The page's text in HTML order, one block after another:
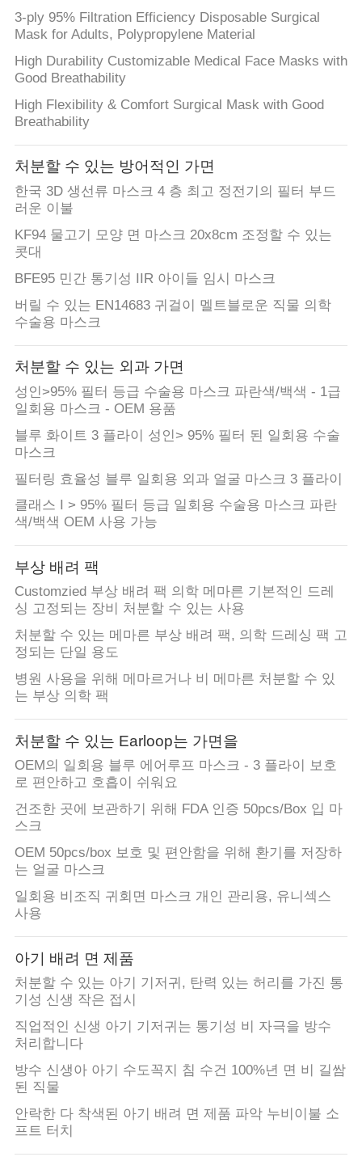
3-ply 95% Filtration Efficiency Disposable Surgical
Mask for Adults, Polypropylene Material
High Durability Customizable Medical Face Masks with
Good Breathability
High Flexibility & Comfort Surgical Mask with Good
Breathability
처분할 수 있는 방어적인 가면
한국 3D 생선류 마스크 4 층 최고 정전기의 필터 부드
러운 이불
KF94 물고기 모양 면 마스크 20x8cm 조정할 수 있는
콧대
BFE95 민간 통기성 IIR 아이들 임시 마스크
버릴 수 있는 EN14683 귀걸이 멜트블로운 직물 의학
수술용 마스크
처분할 수 있는 외과 가면
성인>95% 필터 등급 수술용 마스크 파란색/백색 - 1급
일회용 마스크 - OEM 용품
블루 화이트 3 플라이 성인> 95% 필터 된 일회용 수술
마스크
필터링 효율성 블루 일회용 외과 얼굴 마스크 3 플라이
클래스 I > 95% 필터 등급 일회용 수술용 마스크 파란
색/백색 OEM 사용 가능
부상 배려 팩
Customzied 부상 배려 팩 의학 메마른 기본적인 드레
싱 고정되는 장비 처분할 수 있는 사용
처분할 수 있는 메마른 부상 배려 팩, 의학 드레싱 팩 고
정되는 단일 용도
병원 사용을 위해 메마르거나 비 메마른 처분할 수 있
는 부상 의학 팩
처분할 수 있는 Earloop는 가면을
OEM의 일회용 블루 에어루프 마스크 - 3 플라이 보호
로 편안하고 호흡이 쉬워요
건조한 곳에 보관하기 위해 FDA 인증 50pcs/Box 입 마
스크
OEM 50pcs/box 보호 및 편안함을 위해 환기를 저장하
는 얼굴 마스크
일회용 비조직 귀회면 마스크 개인 관리용, 유니섹스
사용
아기 배려 면 제품
처분할 수 있는 아기 기저귀, 탄력 있는 허리를 가진 통
기성 신생 작은 접시
직업적인 신생 아기 기저귀는 통기성 비 자극을 방수
처리합니다
방수 신생아 아기 수도꼭지 침 수건 100%년 면 비 길쌈
된 직물
안락한 다 착색된 아기 배려 면 제품 파악 누비이불 소
프트 터치